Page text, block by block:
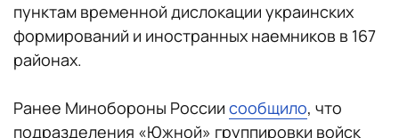
пунктам временной дислокации украинских
формирований и иностранных наемников в 167
районах.
Ранее Минобороны России сообщило, что
подразделения «Южной» группировки войск